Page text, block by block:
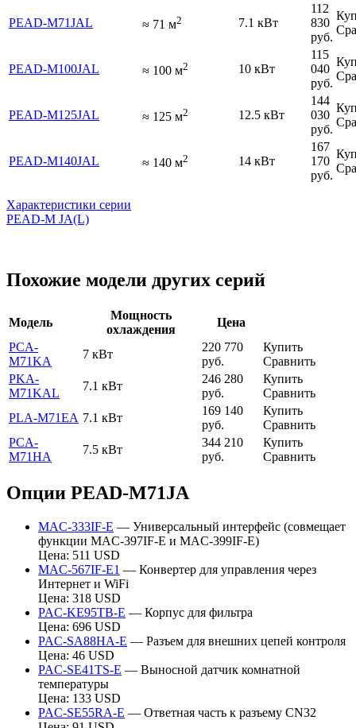
PEAD-M71JAL ≈ 71 м2 7.1 кВт
112
830
руб.
PEAD-M100JAL ≈ 100 м2 10 кВт
115
040
руб.
PEAD-M125JAL ≈ 125 м2 12.5 кВт
144
030
руб.
PEAD-M140JAL ≈ 140 м2 14 кВт
167
170
руб.
Характеристики серии
PEAD-M JA(L)
Похожие модели других серий
Модель
Мощность
охлаждения
Цена
PCA-
M71KA
7 кВт
220 770
руб.
Купить
Сравнить
PKA-
M71KAL
7.1 кВт
246 280
руб.
Купить
Сравнить
PLA-M71EA 7.1 кВт
169 140
руб.
Купить
Сравнить
PCA-
M71HA
7.5 кВт
344 210
руб.
Купить
Сравнить
Опции PEAD-M71JA
MAC-333IF-E — Универсальный интерфейс (совмещает
функции MAC-397IF-E и MAC-399IF-E)
Цена: 511 USD
MAC-567IF-E1 — Конвертер для управления через
Интернет и WiFi
Цена: 318 USD
PAC-KE95TB-E — Корпус для фильтра
Цена: 696 USD
PAC-SA88HA-E — Разъем для внешних цепей контроля
Цена: 46 USD
PAC-SE41TS-E — Выносной датчик комнатной
температуры
Цена: 133 USD
PAC-SE55RA-E — Ответная часть к разъему CN32